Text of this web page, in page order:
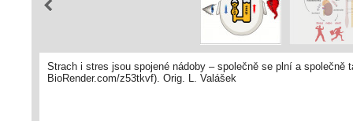
Strach i stres jsou spojené nádoby – společně se plní a
BioRender.com/z53tkvf). Orig. L. Valášek